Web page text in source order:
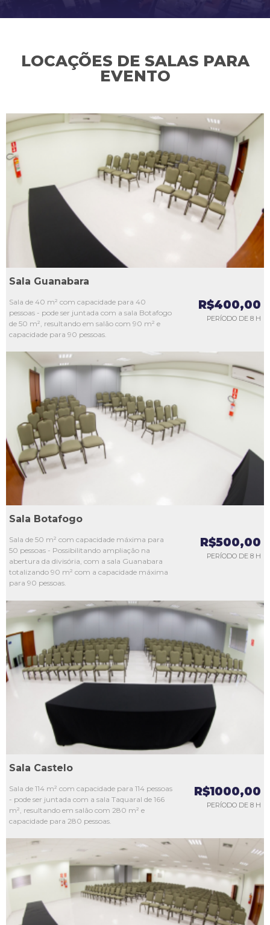
LOCAÇÕES DE SALAS PARA
EVENTO
L4
L5
Sala Guanabara
Sala de 40 m² com capacidade para 40
pessoas - pode ser juntada com a sala Botafogo
de 50 m², resultando em salão com 90 m² e
capacidade para 90 pessoas.
R$400,00
PERÍODO DE 8 H
L1
L2
L3
L4
Sala Botafogo
Sala de 50 m² com capacidade máxima para
50 pessoas - Possibilitando ampliação na
abertura da divisória, com a sala Guanabara
totalizando 90 m² com a capacidade máxima
para 90 pessoas.
R$500,00
PERÍODO DE 8 H
L2
L3
L4
Sala Castelo
Sala de 114 m² com capacidade para 114 pessoas
- pode ser juntada com a sala Taquaral de 166
m², resultando em salão com 280 m² e
capacidade para 280 pessoas.
R$1000,00
PERÍODO DE 8 H
L3
L4